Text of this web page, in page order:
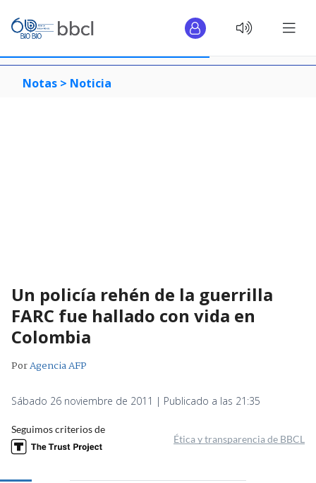
Notas > Noticia
Un policía rehén de la guerrilla
FARC fue hallado con vida en
Colombia
PorAgencia AFP
Sábado 26 noviembre de 2011 | Publicado a las 21:35
Seguimos criterios de
Ética y transparencia de BBCL